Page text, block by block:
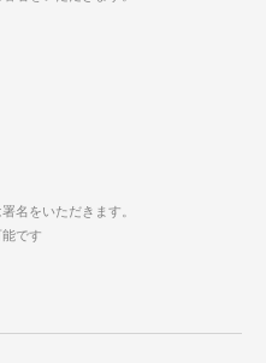
名をいただきます。
です